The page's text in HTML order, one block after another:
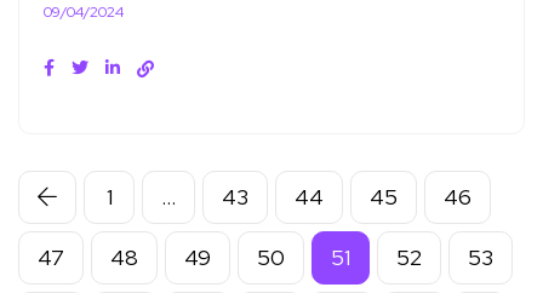
09/04/2024
1 … 43 44 45 46
47 48 49 50 51 52 53